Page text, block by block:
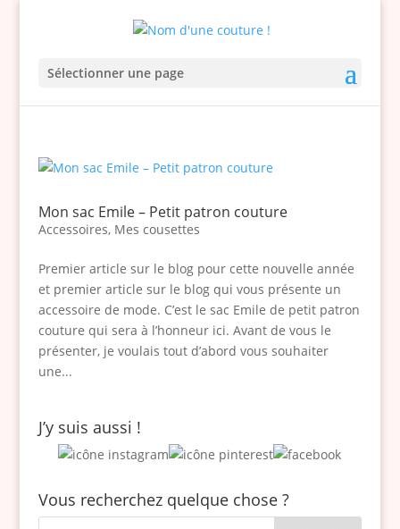
Sélectionner une page
Mon sac Emile – Petit patron couture
Accessoires, Mes cousettes
Premier article sur le blog pour cette nouvelle année
et premier article sur le blog qui vous présente un
accessoire de mode. C’est le sac Emile de petit patron
couture qui sera à l’honneur ici. Avant de vous le
présenter, je voulais tout d’abord vous souhaiter
une...
J’y suis aussi !
Vous recherchez quelque chose ?